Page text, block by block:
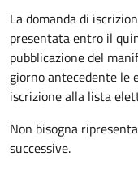
La domanda di
presentata entro il
pubblicazione del
giorno antecedente le
iscrizione alla lista
Non bisogna
successive.